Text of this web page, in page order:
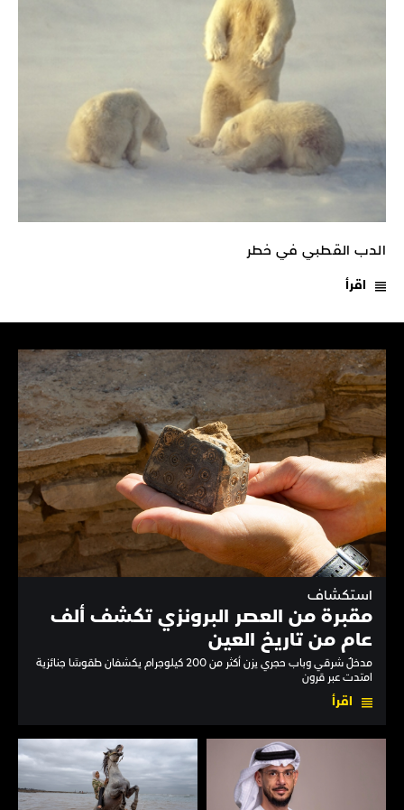
الدب القطبي في خطر
اقرأ
استكشاف
مقبرة من العصر البرونزي تكشف ألف
عام من تاريخ العين
مدخلٌ شرقي وباب حجري يزن أكثر من 200 كيلوجرام يكشفان طقوسًا جنائزية
امتدت عبر قرون
اقرأ